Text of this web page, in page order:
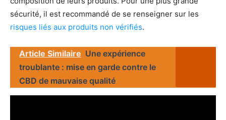
sécurité, il est recommandé de se renseigner sur les
risques liés aux produits non vérifiés.
Article Similaire Une expérience
troublante : mise en garde contre le
CBD de mauvaise qualité